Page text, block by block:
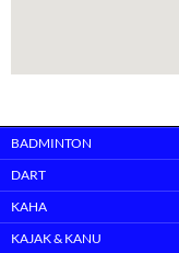
BADMINTON
DART
KAHA
KAJAK & KANU